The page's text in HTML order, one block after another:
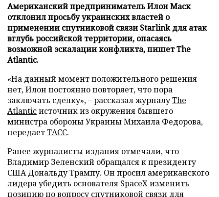
Американский предприниматель Илон Маск
отклонил просьбу украинских властей о
применении спутниковой связи Starlink для атак
вглубь российской территории, опасаясь
возможной эскалации конфликта, пишет The
Atlantic.
«На данный момент положительного решения
нет, Илон постоянно повторяет, что пора
заключать сделку», – рассказал журналуThe
Atlanticисточник из окружения бывшего
министра обороны Украины Михаила Федорова,
передаетТАСС.
Ранее журналисты издания отмечали, что
Владимир Зеленский обращался к президенту
США Дональду Трампу. Он просил американского
лидера убедить основателя SpaceX изменить
позицию по вопросу спутниковой связи для